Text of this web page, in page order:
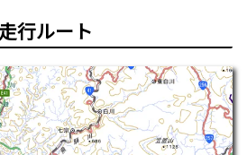
行ルート